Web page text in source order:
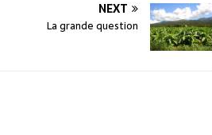
NEXT
La grande question